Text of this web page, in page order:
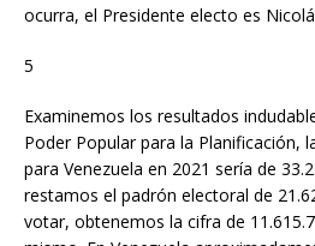
ocurra, el Presidente electo es
5
Examinemos los resultados
Poder Popular para la Planificación,
para Venezuela en 2021 sería de
restamos el padrón electoral de
votar, obtenemos la cifra de